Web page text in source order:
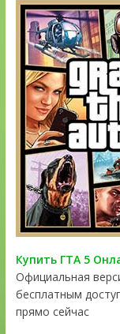
Купить ГТА 5
Официальная
бесплатным
прямо сейчас